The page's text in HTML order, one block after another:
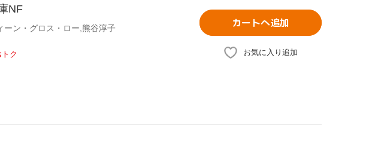
NF
ーン・グロス・ロー,熊谷淳子
ク
カートへ追加
お気に入り追加